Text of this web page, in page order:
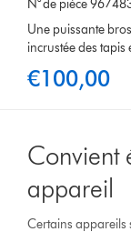
N° de pièce
Une puissante
incrustée des tapis
€100,00
Convient
appareil
Certains appareils